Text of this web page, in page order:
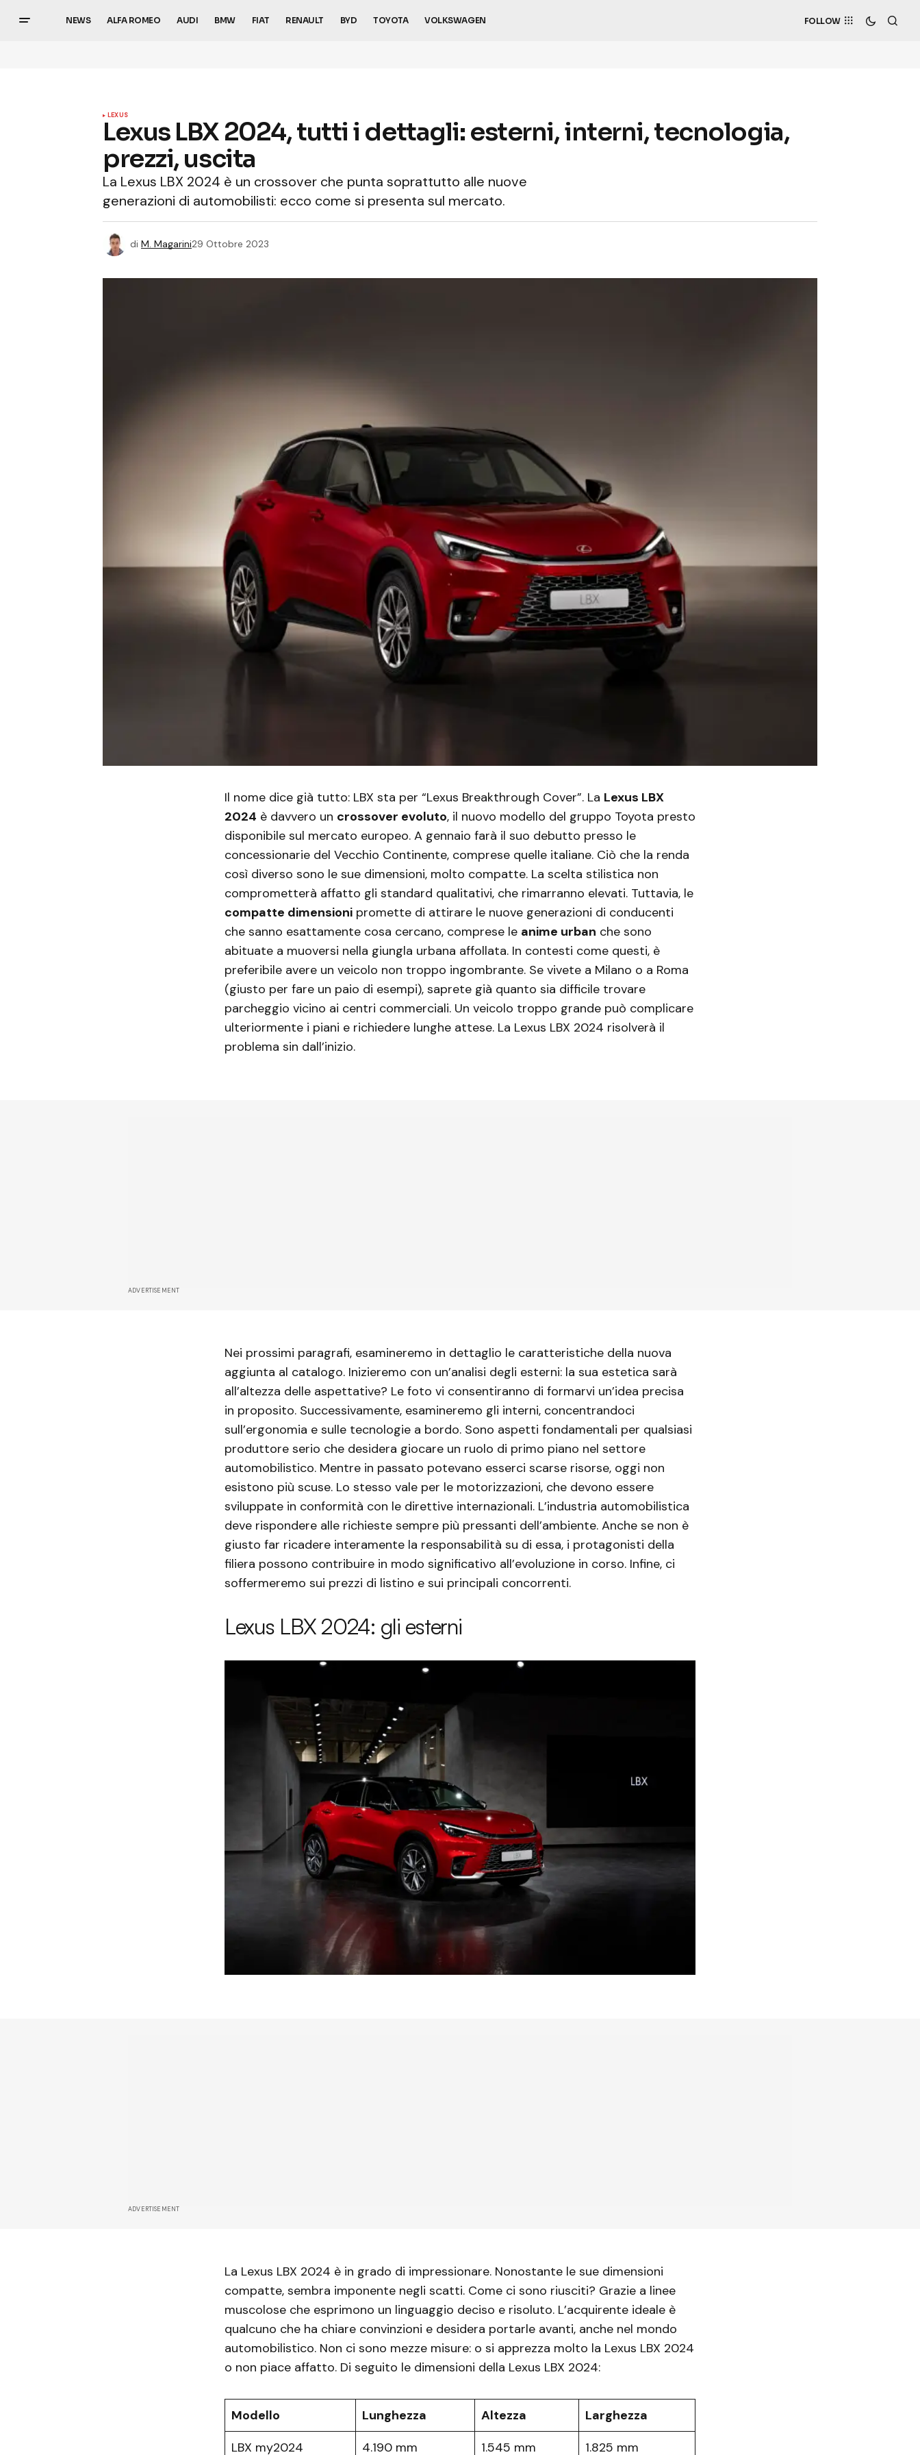
NEWS ALFA ROMEO AUDI BMW FIAT RENAULT BYD TOYOTA VOLKSWAGEN FOLLOW
LEXUS
Lexus LBX 2024, tutti i dettagli: esterni, interni, tecnologia,
prezzi, uscita
La Lexus LBX 2024 è un crossover che punta soprattutto alle nuove
generazioni di automobilisti: ecco come si presenta sul mercato.
di M. Magarini29 Ottobre 2023
Il nome dice già tutto: LBX sta per “Lexus Breakthrough Cover”. La Lexus LBX
2024 è davvero un crossover evoluto, il nuovo modello del gruppo Toyota presto
disponibile sul mercato europeo. A gennaio farà il suo debutto presso le
concessionarie del Vecchio Continente, comprese quelle italiane. Ciò che la renda
così diverso sono le sue dimensioni, molto compatte. La scelta stilistica non
comprometterà affatto gli standard qualitativi, che rimarranno elevati. Tuttavia, le
compatte dimensioni promette di attirare le nuove generazioni di conducenti
che sanno esattamente cosa cercano, comprese le anime urban che sono
abituate a muoversi nella giungla urbana affollata. In contesti come questi, è
preferibile avere un veicolo non troppo ingombrante. Se vivete a Milano o a Roma
(giusto per fare un paio di esempi), saprete già quanto sia difficile trovare
parcheggio vicino ai centri commerciali. Un veicolo troppo grande può complicare
ulteriormente i piani e richiedere lunghe attese. La Lexus LBX 2024 risolverà il
problema sin dall’inizio.
ADVERTISEMENT
Nei prossimi paragrafi, esamineremo in dettaglio le caratteristiche della nuova
aggiunta al catalogo. Inizieremo con un’analisi degli esterni: la sua estetica sarà
all’altezza delle aspettative? Le foto vi consentiranno di formarvi un’idea precisa
in proposito. Successivamente, esamineremo gli interni, concentrandoci
sull’ergonomia e sulle tecnologie a bordo. Sono aspetti fondamentali per qualsiasi
produttore serio che desidera giocare un ruolo di primo piano nel settore
automobilistico. Mentre in passato potevano esserci scarse risorse, oggi non
esistono più scuse. Lo stesso vale per le motorizzazioni, che devono essere
sviluppate in conformità con le direttive internazionali. L’industria automobilistica
deve rispondere alle richieste sempre più pressanti dell’ambiente. Anche se non è
giusto far ricadere interamente la responsabilità su di essa, i protagonisti della
filiera possono contribuire in modo significativo all’evoluzione in corso. Infine, ci
soffermeremo sui prezzi di listino e sui principali concorrenti.
Lexus LBX 2024: gli esterni
ADVERTISEMENT
La Lexus LBX 2024 è in grado di impressionare. Nonostante le sue dimensioni
compatte, sembra imponente negli scatti. Come ci sono riusciti? Grazie a linee
muscolose che esprimono un linguaggio deciso e risoluto. L’acquirente ideale è
qualcuno che ha chiare convinzioni e desidera portarle avanti, anche nel mondo
automobilistico. Non ci sono mezze misure: o si apprezza molto la Lexus LBX 2024
o non piace affatto. Di seguito le dimensioni della Lexus LBX 2024:
Modello Lunghezza Altezza
Larghezza
LBX my2024
4.190 mm 1.545 mm 1.825 mm